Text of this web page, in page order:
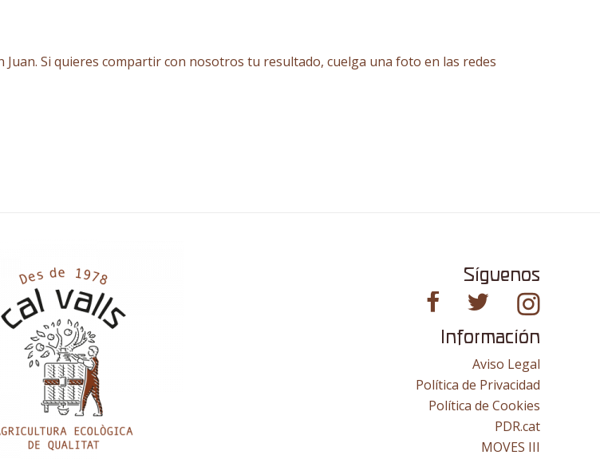
Juan. Si quieres compartir con nosotros tu resultado, cuelga una foto en las redes
Síguenos
Información
Aviso Legal
Política de Privacidad
Política de Cookies
PDR.cat
MOVES III